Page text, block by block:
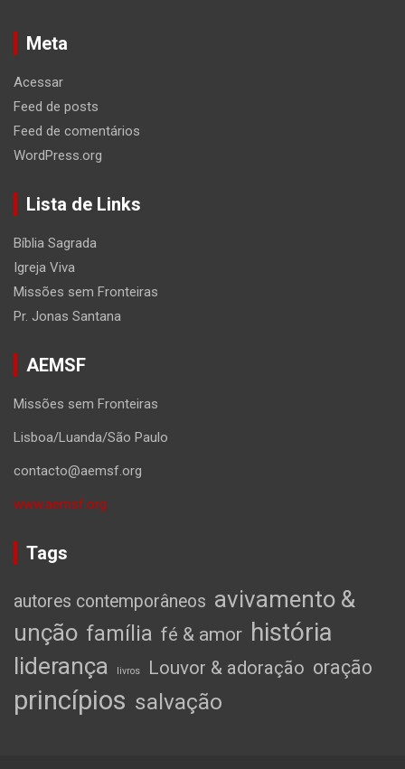
Meta
Acessar
Feed de posts
Feed de comentários
WordPress.org
Lista de Links
Bíblia Sagrada
Igreja Viva
Missões sem Fronteiras
Pr. Jonas Santana
AEMSF
Missões sem Fronteiras
Lisboa/Luanda/São Paulo
contacto@aemsf.org
www.aemsf.org
Tags
autores contemporâneos avivamento &
unção família fé & amor história
liderança livros Louvor & adoração oração
princípios salvação